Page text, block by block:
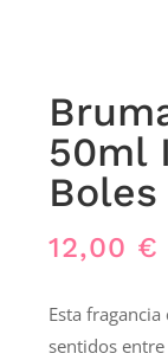
50ml
Boles
12,00 €
Esta
sentidos